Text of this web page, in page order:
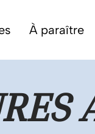
À paraître